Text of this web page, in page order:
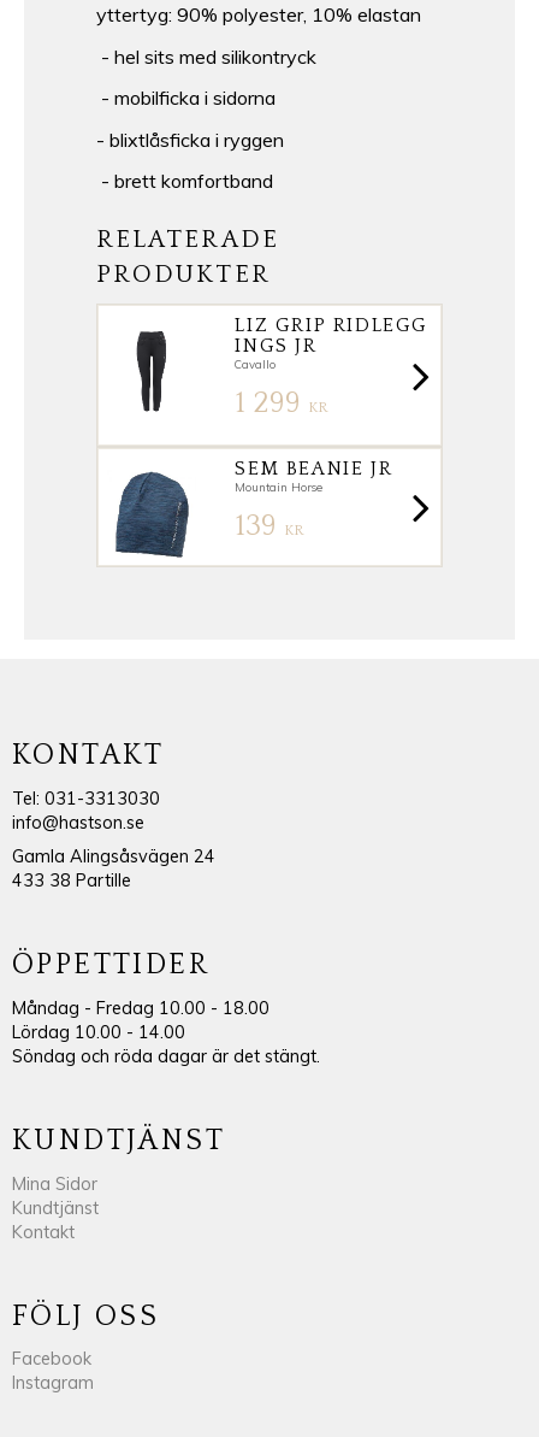
yttertyg: 90% polyester, 10% elastan
- hel sits med silikontryck
- mobilficka i sidorna
- blixtlåsficka i ryggen
- brett komfortband
RELATERADE
PRODUKTER
LIZ GRIP RIDLEGG
INGS JR
Cavallo
1 299 KR
SEM BEANIE JR
Mountain Horse
139 KR
KONTAKT
Tel: 031-3313030
info@hastson.se
Gamla Alingsåsvägen 24
433 38 Partille
ÖPPETTIDER
Måndag - Fredag 10.00 - 18.00
Lördag 10.00 - 14.00
Söndag och röda dagar är det stängt.
KUNDTJÄNST
Mina Sidor
Kundtjänst
Kontakt
FÖLJ OSS
Facebook
Instagram